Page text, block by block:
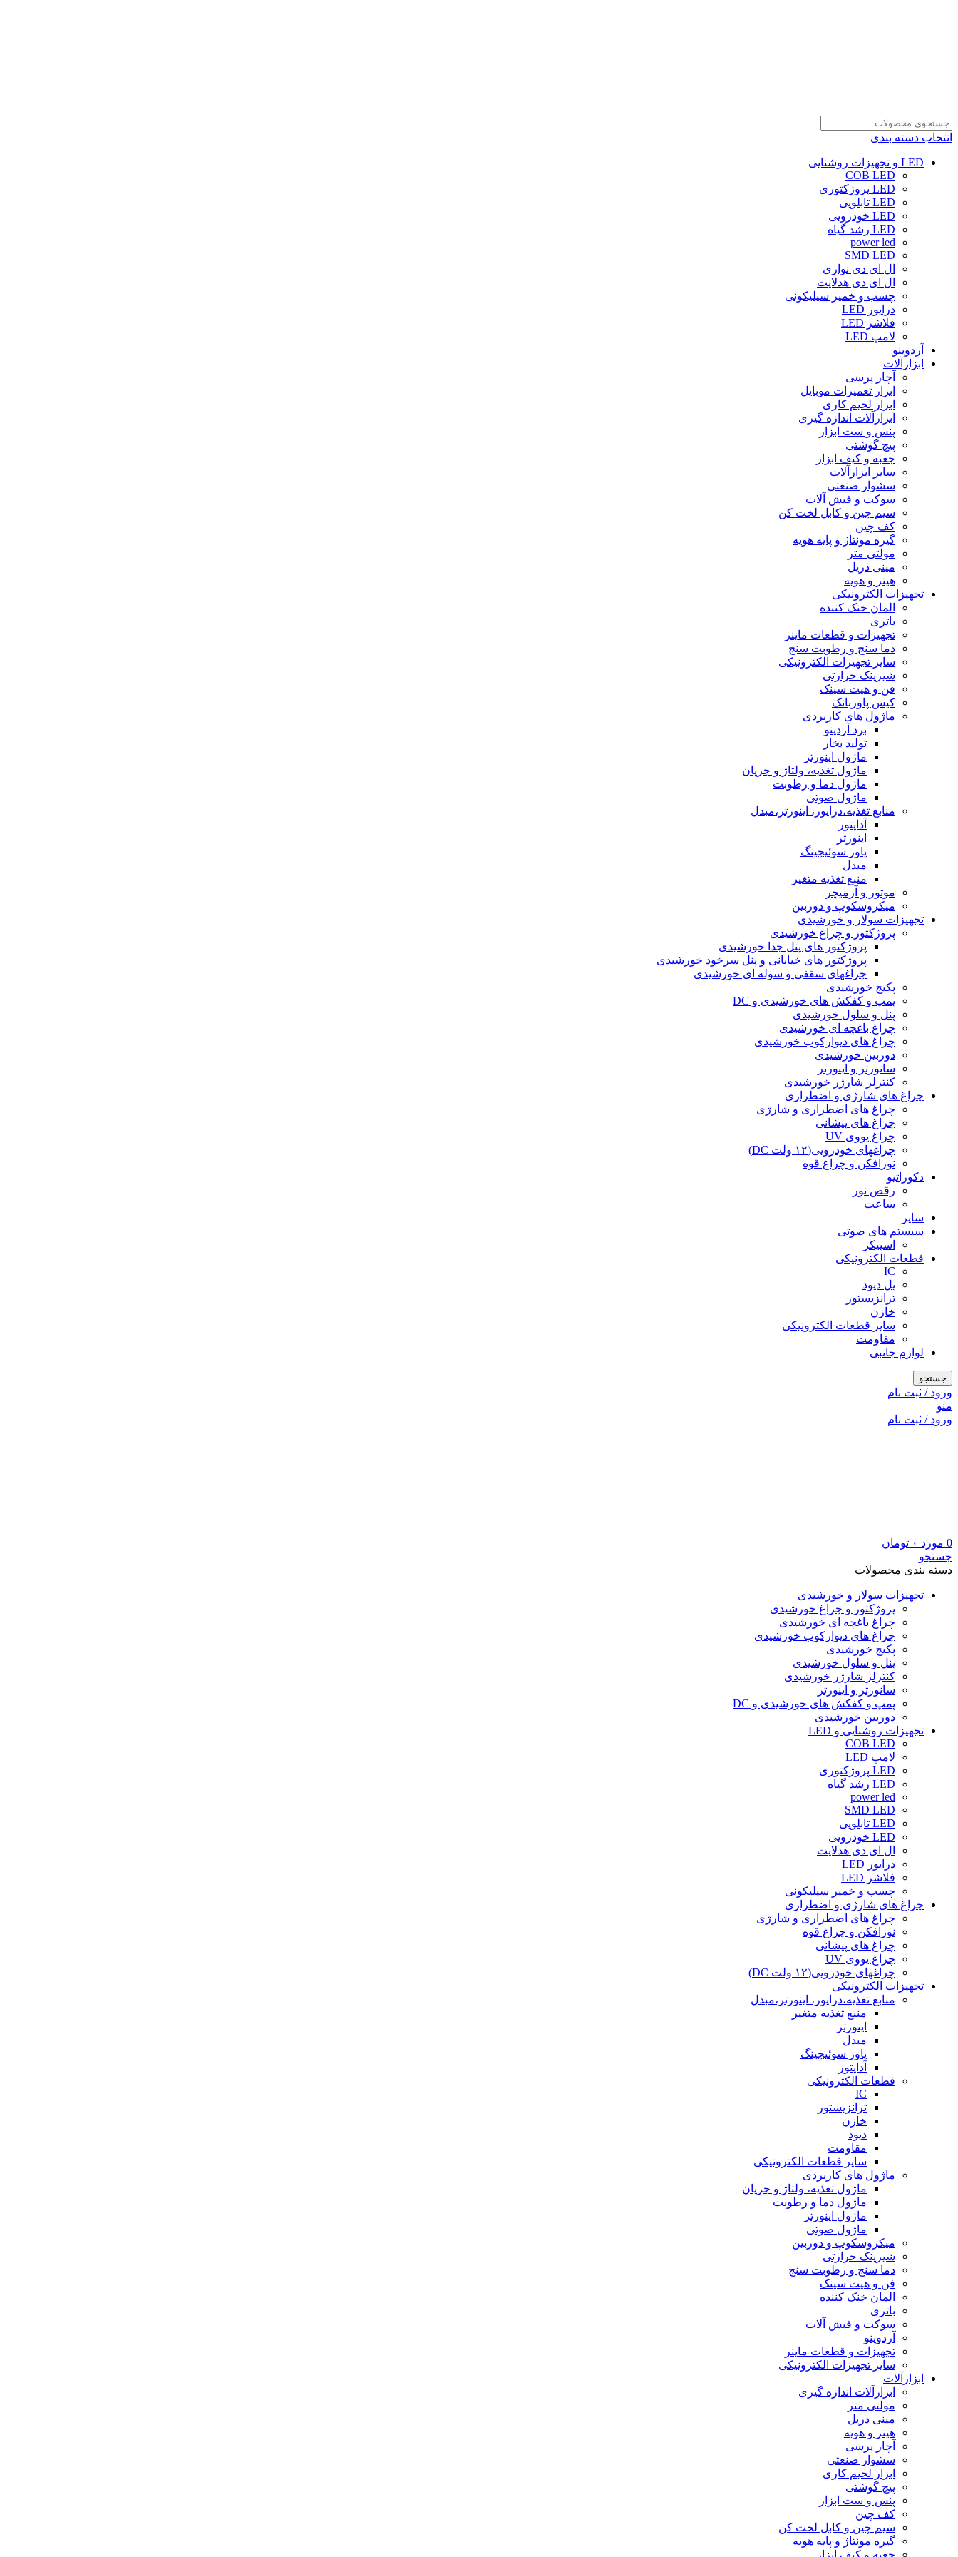
انتخاب دسته بندی
LED و تجهیزات روشنایی
COB LED
LED پروژکتوری
LED تابلویی
LED خودرویی
LED رشد گیاه
power led
SMD LED
ال ای دی نواری
ال ای دی هدلایت
چسب و خمیر سیلیکونی
درایور LED
فلاشر LED
لامپ LED
آردوینو
ابزارآلات
آچار پرسی
ابزار تعمیرات موبایل
ابزار لحیم کاری
ابزارآلات اندازه گیری
پنس و ست ابزار
پیچ گوشتی
جعبه و کیف ابزار
سایر ابزارآلات
سشوار صنعتی
سوکت و فیش آلات
سیم چین و کابل لخت کن
کف چین
گیره مونتاژ و پایه هویه
مولتی متر
مینی دریل
هیتر و هویه
تجهیزات الکترونیکی
المان خنک کننده
باتری
تجهیزات و قطعات ماینر
دما سنج و رطوبت سنج
سایر تجهیزات الکترونیکی
شیرینک حرارتی
فن و هیت سینک
کیس پاوربانک
ماژول های کاربردی
برد آردینو
تولید بخار
ماژول اینورتر
ماژول تغذیه، ولتاژ و جریان
ماژول دما و رطوبت
ماژول صوتی
منابع تغذیه،درایور، اینورتر،مبدل
آداپتور
اینورتر
پاور سوئیچینگ
مبدل
منبع تغذیه متغیر
موتور و آرمیچر
میکروسکوپ و دوربین
تجهیزات سولار و خورشیدی
پروژکتور و چراغ خورشیدی
پروژکتور های پنل جدا خورشیدی
پروژکتور های خیابانی و پنل سرخود خورشیدی
چراغهای سقفی و سوله ای خورشیدی
پکیج خورشیدی
پمپ و کفکش های خورشیدی و DC
پنل و سلول خورشیدی
چراغ باغچه ای خورشیدی
چراغ های دیوارکوب خورشیدی
دوربین خورشیدی
سانورتر و اینورتر
کنترلر شارژر خورشیدی
چراغ های شارژی و اضطراری
چراغ های اضطراری و شارژی
چراغ های پیشانی
چراغ یووی UV
چراغهای خودرویی(۱۲ ولت DC)
نورافکن و چراغ قوه
دکوراتیو
رقص نور
ساعت
سایر
سیستم های صوتی
اسپیکر
قطعات الکترونیکی
IC
پل دیود
ترانزیستور
خازن
سایر قطعات الکترونیکی
مقاومت
لوازم جانبی
جستجو
ورود / ثبت نام
منو
ورود / ثبت نام
0 مورد ۰ تومان
جستجو
دسته بندی محصولات
تجهیزات سولار و خورشیدی
پروژکتور و چراغ خورشیدی
چراغ باغچه ای خورشیدی
چراغ های دیوارکوب خورشیدی
پکیج خورشیدی
پنل و سلول خورشیدی
کنترلر شارژر خورشیدی
سانورتر و اینورتر
پمپ و کفکش های خورشیدی و DC
دوربین خورشیدی
تجهیزات روشنایی و LED
COB LED
لامپ LED
LED پروژکتوری
LED رشد گیاه
power led
SMD LED
LED تابلویی
LED خودرویی
ال ای دی هدلایت
درایور LED
فلاشر LED
چسب و خمیر سیلیکونی
چراغ های شارژی و اضطراری
چراغ های اضطراری و شارژی
نورافکن و چراغ قوه
چراغ های پیشانی
چراغ یووی UV
چراغهای خودرویی(۱۲ ولت DC)
تجهیزات الکترونیکی
منابع تغذیه،درایور، اینورتر،مبدل
منبع تغذیه متغیر
اینورتر
مبدل
پاور سوئیچینگ
آداپتور
قطعات الکترونیکی
IC
ترانزیستور
خازن
دیود
مقاومت
سایر قطعات الکترونیکی
ماژول های کاربردی
ماژول تغذیه، ولتاژ و جریان
ماژول دما و رطوبت
ماژول اینورتر
ماژول صوتی
میکروسکوپ و دوربین
شیرینک حرارتی
دما سنج و رطوبت سنج
فن و هیت سینک
المان خنک کننده
باتری
سوکت و فیش آلات
آردوینو
تجهیزات و قطعات ماینر
سایر تجهیزات الکترونیکی
ابزارآلات
ابزارآلات اندازه گیری
مولتی متر
مینی دریل
هیتر و هویه
آچار پرسی
سشوار صنعتی
ابزار لحیم کاری
پیچ گوشتی
پنس و ست ابزار
کف چین
سیم چین و کابل لخت کن
گیره مونتاژ و پایه هویه
جعبه و کیف ابزار